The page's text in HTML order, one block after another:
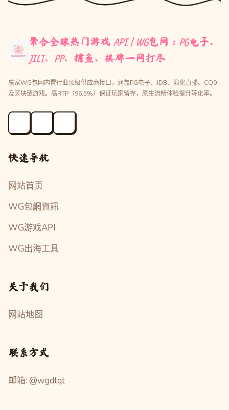
聚合全球热门游戏 API | WG包网：PG电子、
JILI、PP、捕鱼、棋牌一网打尽
赢家WG包网内置行业顶级供应商接口，涵盖PG电子、JDB、演化直播、CQ9
及区块链游戏。高RTP（96.5%）保证玩家留存，原生流畅体验提升转化率。
快速导航
网站首页
WG包網資訊
WG游戏API
WG出海工具
关于我们
网站地图
联系方式
邮箱: @wgdtqt